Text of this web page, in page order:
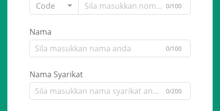
Code
0/100
Nama
0/100
Nama Syarikat
0/200